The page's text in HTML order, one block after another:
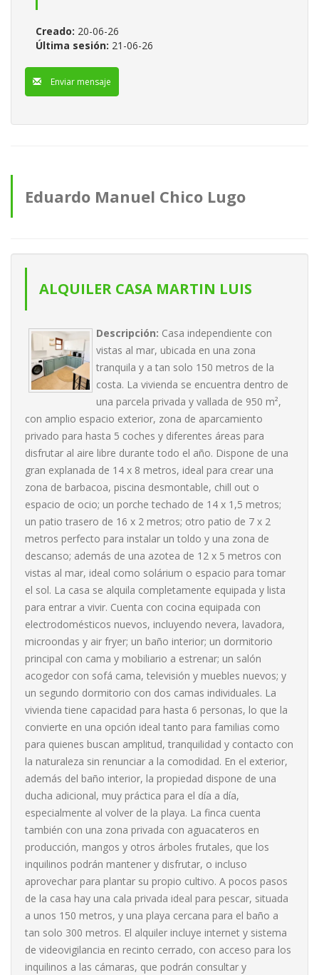
Creado: 20-06-26
Última sesión: 21-06-26
Enviar mensaje
Eduardo Manuel Chico Lugo
ALQUILER CASA MARTIN LUIS
(PUNTALLANA)
Descripción: Casa independiente con
vistas al mar, ubicada en una zona
tranquila y a tan solo 150 metros de la
costa. La vivienda se encuentra dentro de
una parcela privada y vallada de 950 m²,
con amplio espacio exterior, zona de aparcamiento
privado para hasta 5 coches y diferentes áreas para
disfrutar al aire libre durante todo el año. Dispone de una
gran explanada de 14 x 8 metros, ideal para crear una
zona de barbacoa, piscina desmontable, chill out o
espacio de ocio; un porche techado de 14 x 1,5 metros;
un patio trasero de 16 x 2 metros; otro patio de 7 x 2
metros perfecto para instalar un toldo y una zona de
descanso; además de una azotea de 12 x 5 metros con
vistas al mar, ideal como solárium o espacio para tomar
el sol. La casa se alquila completamente equipada y lista
para entrar a vivir. Cuenta con cocina equipada con
electrodomésticos nuevos, incluyendo nevera, lavadora,
microondas y air fryer; un baño interior; un dormitorio
principal con cama y mobiliario a estrenar; un salón
acogedor con sofá cama, televisión y muebles nuevos; y
un segundo dormitorio con dos camas individuales. La
vivienda tiene capacidad para hasta 6 personas, lo que la
convierte en una opción ideal tanto para familias como
para quienes buscan amplitud, tranquilidad y contacto con
la naturaleza sin renunciar a la comodidad. En el exterior,
además del baño interior, la propiedad dispone de una
ducha adicional, muy práctica para el día a día,
especialmente al volver de la playa. La finca cuenta
también con una zona privada con aguacateros en
producción, mangos y otros árboles frutales, que los
inquilinos podrán mantener y disfrutar, o incluso
aprovechar para plantar su propio cultivo. A pocos pasos
de la casa hay una cala privada ideal para pescar, situada
a unos 150 metros, y una playa cercana para el baño a
tan solo 300 metros. El alquiler incluye internet y sistema
de videovigilancia en recinto cerrado, con acceso para los
inquilinos a las cámaras, que podrán consultar y